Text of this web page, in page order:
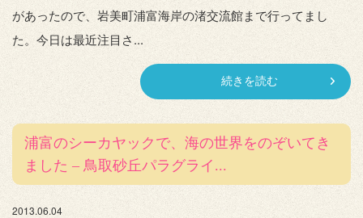
があったので、岩美町浦富海岸の渚交流館まで行ってまし
た。今日は最近注目さ...
続きを読む
浦富のシーカヤックで、海の世界をのぞいてき
ました – 鳥取砂丘パラグライ...
2013.06.04